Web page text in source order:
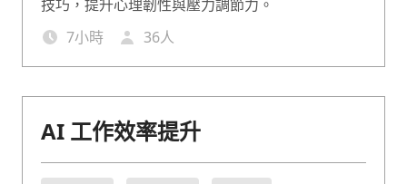
技巧，提升心理韌性與壓力調節力。
7小時 36人
AI 工作效率提升